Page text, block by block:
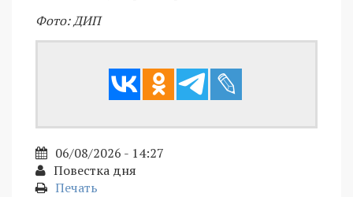
Фото: ДИП
06/08/2026 - 14:27
Повестка дня
Печать